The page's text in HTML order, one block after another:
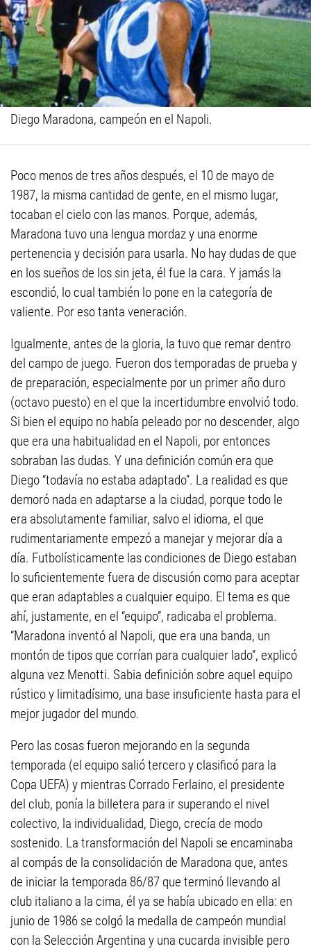
Diego Maradona, campeón en el Napoli.
Poco menos de tres años después, el 10 de mayo de
1987, la misma cantidad de gente, en el mismo lugar,
tocaban el cielo con las manos. Porque, además,
Maradona tuvo una lengua mordaz y una enorme
pertenencia y decisión para usarla. No hay dudas de que
en los sueños de los sin jeta, él fue la cara. Y jamás la
escondió, lo cual también lo pone en la categoría de
valiente. Por eso tanta veneración.
Igualmente, antes de la gloria, la tuvo que remar dentro
del campo de juego. Fueron dos temporadas de prueba y
de preparación, especialmente por un primer año duro
(octavo puesto) en el que la incertidumbre envolvió todo.
Si bien el equipo no había peleado por no descender, algo
que era una habitualidad en el Napoli, por entonces
sobraban las dudas. Y una definición común era que
Diego “todavía no estaba adaptado”. La realidad es que
demoró nada en adaptarse a la ciudad, porque todo le
era absolutamente familiar, salvo el idioma, el que
rudimentariamente empezó a manejar y mejorar día a
día. Futbolísticamente las condiciones de Diego estaban
lo suficientemente fuera de discusión como para aceptar
que eran adaptables a cualquier equipo. El tema es que
ahí, justamente, en el “equipo”, radicaba el problema.
“Maradona inventó al Napoli, que era una banda, un
montón de tipos que corrían para cualquier lado”, explicó
alguna vez Menotti. Sabia definición sobre aquel equipo
rústico y limitadísimo, una base insuficiente hasta para el
mejor jugador del mundo.
Pero las cosas fueron mejorando en la segunda
temporada (el equipo salió tercero y clasificó para la
Copa UEFA) y mientras Corrado Ferlaino, el presidente
del club, ponía la billetera para ir superando el nivel
colectivo, la individualidad, Diego, crecía de modo
sostenido. La transformación del Napoli se encaminaba
al compás de la consolidación de Maradona que, antes
de iniciar la temporada 86/87 que terminó llevando al
club italiano a la cima, él ya se había ubicado en ella: en
junio de 1986 se colgó la medalla de campeón mundial
con la Selección Argentina y una cucarda invisible pero